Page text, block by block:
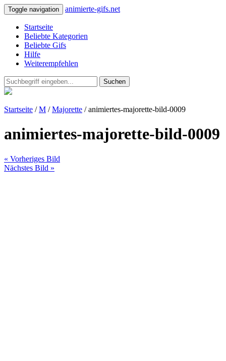
Toggle navigation animierte-gifs.net
Startseite
Beliebte Kategorien
Beliebte Gifs
Hilfe
Weiterempfehlen
Suchen
Startseite /M /Majorette / animiertes-majorette-bild-0009
animiertes-majorette-bild-0009
« Vorheriges Bild
Nächstes Bild »